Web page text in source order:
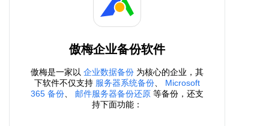
傲梅企业备份软件
傲梅是一家以 企业数据备份 为核心的企业，其
下软件不仅支持 服务器系统备份
Microsoft
365 备份
邮件服务器备份还原 等备份，还支
持下面功能：